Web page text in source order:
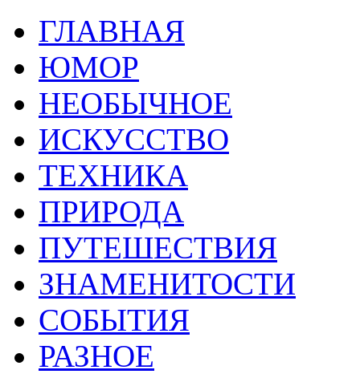
ГЛАВНАЯ
ЮМОР
НЕОБЫЧНОЕ
ИСКУССТВО
ТЕХНИКА
ПРИРОДА
ПУТЕШЕСТВИЯ
ЗНАМЕНИТОСТИ
СОБЫТИЯ
РАЗНОЕ